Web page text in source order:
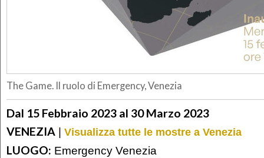
The Game. Il ruolo di Emergency, Venezia
Dal 15 Febbraio 2023 al 30 Marzo 2023
VENEZIA | Visualizza tutte le mostre a Venezia
LUOGO: Emergency Venezia